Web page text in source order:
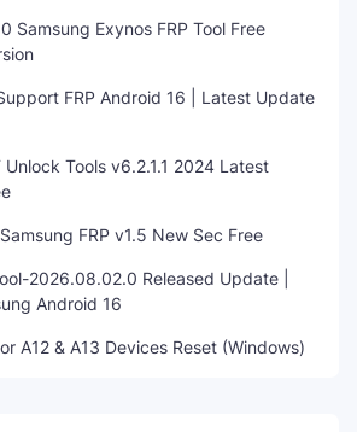
Samsung Exynos FRP Tool Free
FRP Android 16 | Latest Update
Unlock Tools v6.2.1.1 2024 Latest
FRP v1.5 New Sec Free
2026.08.02.0 Released Update |
Android 16
A12 & A13 Devices Reset (Windows)